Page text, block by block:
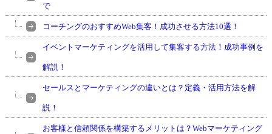
で
コーチングのおすすめWeb集客！成功させる方法10選！
イベントマーケティングを活用して集客する方法！成功事例を
解説！
セールスとマーケティングの違いとは？定義・活用方法を解
説！
お客様と信頼関係を構築するメリットは？Webマーケティング